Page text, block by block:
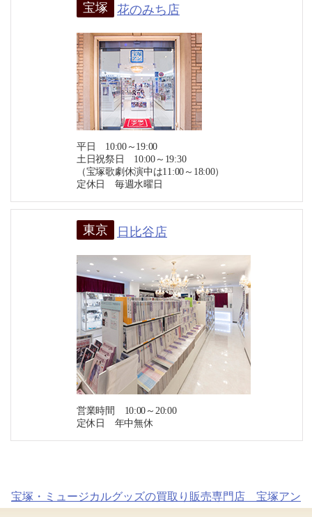
宝塚 花のみち店
平日 10:00～19:00
土日祝祭日 10:00～19:30
（宝塚歌劇休演中は11:00～18:00）
定休日 毎週水曜日
東京 日比谷店
営業時間 10:00～20:00
定休日 年中無休
宝塚・ミュージカルグッズの買取り販売専門店 宝塚アン